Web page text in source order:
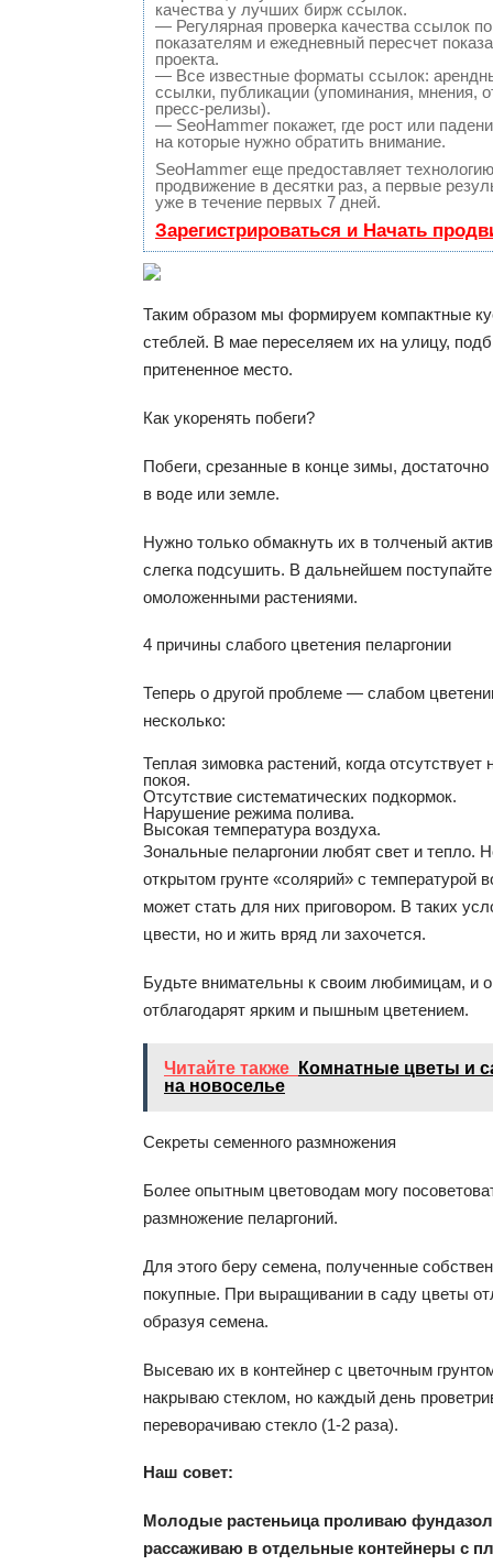
качества у лучших бирж ссылок.
— Регулярная проверка качества ссылок
показателям и ежедневный пересчет
проекта.
— Все известные форматы ссылок:
ссылки, публикации (упоминания, мнения,
пресс-релизы).
— SeoHammer покажет, где рост или
на которые нужно обратить внимание.
SeoHammer еще предоставляет
продвижение в десятки раз, а первые
уже в течение первых 7 дней.
Зарегистрироваться и Начать
Таким образом мы формируем компактные
стеблей. В мае переселяем их на улицу,
притененное место.
Как укоренять побеги?
Побеги, срезанные в конце зимы,
в воде или земле.
Нужно только обмакнуть их в толченый
слегка подсушить. В дальнейшем
омоложенными растениями.
4 причины слабого цветения пеларгонии
Теперь о другой проблеме — слабом
несколько:
Теплая зимовка растений, когда
покоя.
Отсутствие систематических подкормок.
Нарушение режима полива.
Высокая температура воздуха.
Зональные пеларгонии любят свет и тепло.
открытом грунте «солярий» с температурой
может стать для них приговором. В таких
цвести, но и жить вряд ли захочется.
Будьте внимательны к своим любимицам, и
отблагодарят ярким и пышным цветением.
Читайте также
Комнатные цветы и
на новоселье
Секреты семенного размножения
Более опытным цветоводам могу
размножение пеларгоний.
Для этого беру семена, полученные
покупные. При выращивании в саду цветы
образуя семена.
Высеваю их в контейнер с цветочным
накрываю стеклом, но каждый день
переворачиваю стекло (1-2 раза).
Наш совет:
Молодые растеньица проливаю
рассаживаю в отдельные контейнеры с